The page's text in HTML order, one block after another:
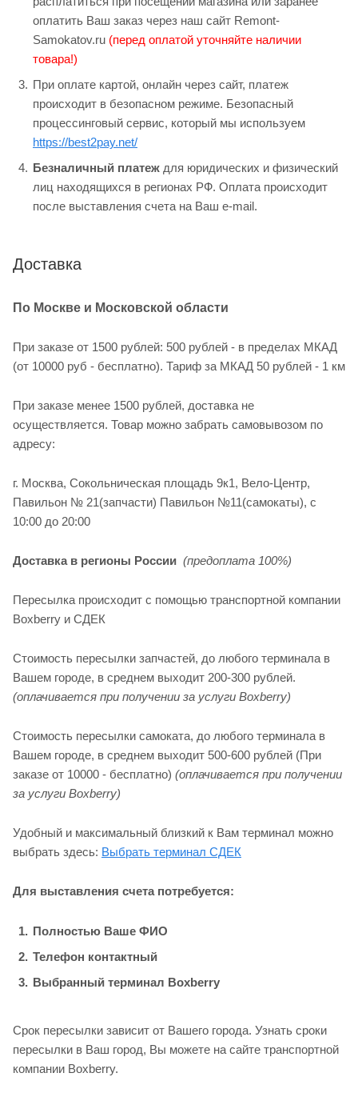
оплатить Ваш заказ через наш сайт Remont-
Samokatov.ru (перед оплатой уточняйте наличии
товара!)
При оплате картой, онлайн через сайт, платеж
происходит в безопасном режиме. Безопасный
процессинговый сервис, который мы используем
https://best2pay.net/
Безналичный платеж для юридических и физический
лиц находящихся в регионах РФ. Оплата происходит
после выставления счета на Ваш e-mail.
Доставка
По Москве и Московской области
При заказе от 1500 рублей: 500 рублей - в пределах МКАД
(от 10000 руб - бесплатно). Тариф за МКАД 50 рублей - 1 км
При заказе менее 1500 рублей, доставка не
осуществляется. Товар можно забрать самовывозом по
адресу:
г. Москва, Сокольническая площадь 9к1, Вело-Центр,
Павильон № 21(запчасти) Павильон №11(cамокаты), с
10:00 до 20:00
Доставка в регионы России (предоплата 100%)
Пересылка происходит с помощью транспортной компании
Boxberry и СДЕК
Стоимость пересылки запчастей, до любого терминала в
Вашем городе, в среднем выходит 200-300 рублей.
(оплачивается при получении за услуги Boxberry)
Стоимость пересылки самоката, до любого терминала в
Вашем городе, в среднем выходит 500-600 рублей (При
заказе от 10000 - бесплатно) (оплачивается при получении
за услуги Boxberry)
Удобный и максимальный близкий к Вам терминал можно
выбрать здесь: Выбрать терминал СДЕК
Для выставления счета потребуется:
Полностью Ваше ФИО
Телефон контактный
Выбранный терминал Boxberry
Срок пересылки зависит от Вашего города. Узнать сроки
пересылки в Ваш город, Вы можете на сайте транспортной
компании Boxberry.